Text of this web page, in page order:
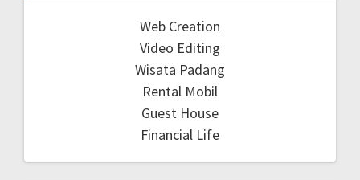
Web Creation
Video Editing
Wisata Padang
Rental Mobil
Guest House
Financial Life